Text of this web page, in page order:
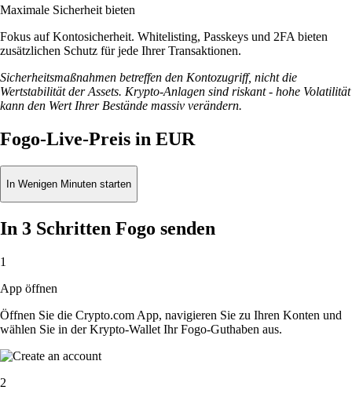
Maximale Sicherheit bieten
Fokus auf Kontosicherheit. Whitelisting, Passkeys und 2FA bieten
zusätzlichen Schutz für jede Ihrer Transaktionen.
Sicherheitsmaßnahmen betreffen den Kontozugriff, nicht die
Wertstabilität der Assets. Krypto-Anlagen sind riskant - hohe Volatilität
kann den Wert Ihrer Bestände massiv verändern.
Fogo-Live-Preis in EUR
In Wenigen Minuten starten
In 3 Schritten Fogo senden
1
App öffnen
Öffnen Sie die Crypto.com App, navigieren Sie zu Ihren Konten und
wählen Sie in der Krypto-Wallet Ihr Fogo-Guthaben aus.
2